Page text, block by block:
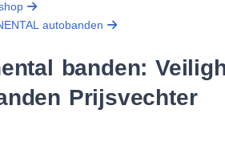
autobanden
banden:
Prijsvechter